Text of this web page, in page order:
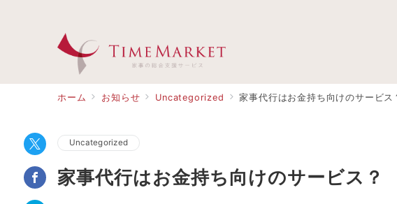
ホーム お知らせ Uncategorized 家事代行はお金持ち向けのサービス
Uncategorized
家事代行はお金持ち向けのサービス？